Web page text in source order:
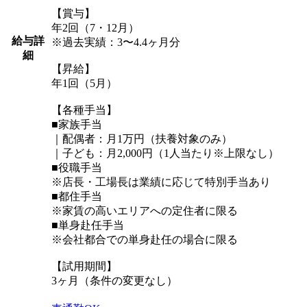
給与詳
細
【賞与】
年2回（7・12月）
※過去実績：3〜4.4ヶ月分
【昇給】
年1回（5月）
【各種手当】
■家族手当
｜配偶者：月1万円（扶養対象のみ）
｜子ども：月2,000円（1人当たり※上限なし）
■役職手当
※店長・工場長は業績に応じて特別手当あり
■都住手当
※家賃の高いエリアへの定住者に限る
■単身赴任手当
※会社都合での単身赴任の場合に限る
【試用期間】
3ヶ月（条件の変更なし）